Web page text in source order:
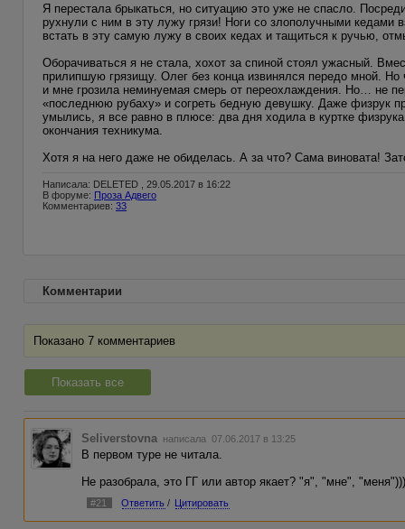
Я перестала брыкаться, но ситуацию это уже не спасло.
рухнули с ним в эту лужу грязи! Ноги со злополучными
встать в эту самую лужу в своих кедах и тащиться к ручью,
Оборачиваться я не стала, хохот за спиной стоял ужасный.
прилипшую грязищу. Олег без конца извинялся передо мной.
и мне грозила неминуемая смерь от переохлаждения. Но… не
«последнюю рубаху» и согреть бедную девушку. Даже физрук
умылись, я все равно в плюсе: два дня ходила в куртке
окончания техникума.
Хотя я на него даже не обиделась. А за что? Сама виновата!
Написала: DELETED , 29.05.2017 в 16:22
В форуме: Проза Адвего
Комментариев: 33
Комментарии
Показано 7 комментариев
Показать все
Seliverstovna написала 07.06.2017 в 13:25
В первом туре не читала.
Не разобрала, это ГГ или автор якает? "я", "мне",
#21 Ответить / Цитировать